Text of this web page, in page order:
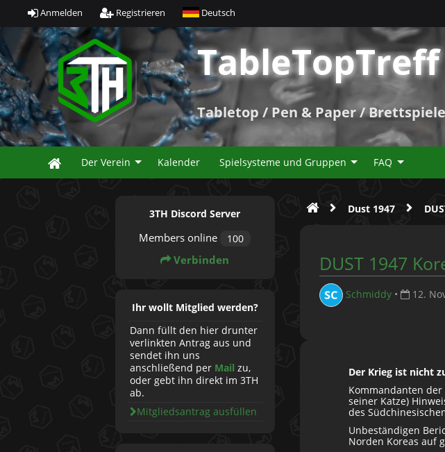
Anmelden Registrieren Deutsch
Tabletop / Pen & Paper /
Der Verein Kalender Spielsysteme und Gruppen FAQ
3TH Discord Server
Members online 100
Verbinden
Ihr wollt Mitglied werden?
Dann füllt den hier drunter
verlinkten Antrag aus und
sendet ihn uns
anschließend per Mail zu,
oder gebt ihn direkt im 3TH
ab.
Mitgliedsantrag ausfüllen
Dust 1947
DUST 1947
Schmiddy• 12.
Der Krieg ist nicht
Kommandanten
seiner Katze)
des
Unbeständigen
Norden Koreas auf